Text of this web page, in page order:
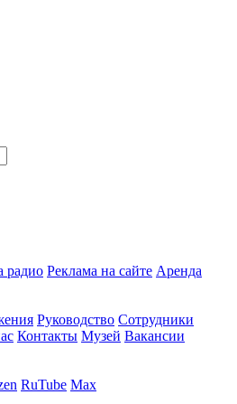
радио Реклама на сайте Аренда
Руководство Сотрудники
Контакты Музей Вакансии
RuTube Max